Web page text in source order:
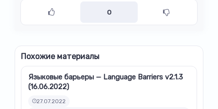
0
Похожие материалы
Языковые барьеры — Language Barriers v2.1.3
(16.06.2022)
27.07.2022